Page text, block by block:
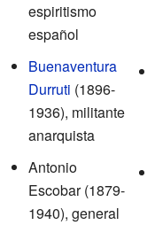
espiritismo
español
Buenaventura
Durruti (1896-
1936), militante
anarquista
Antonio
Escobar (1879-
1940), general